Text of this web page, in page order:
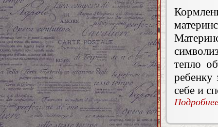
тепло
себе и